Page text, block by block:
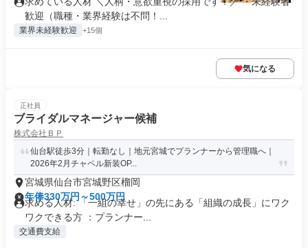
歓迎（職種・業界経験は不問！...
業界未経験歓迎 +15個
気になる
正社員
ブライダルマネージャー候補
株式会社ＢＰ
仙台駅徒歩3分｜転勤なし｜地元宮城でプランナーから管理職へ｜
2026年2月チャペル新装OP...
宮城県仙台市宮城野区榴岡
年俸330万円～500万円
求める人材: 「一組の幸せ」の先にある「組織の成長」にワク
ワクできる方 ：プランナー...
交通費支給